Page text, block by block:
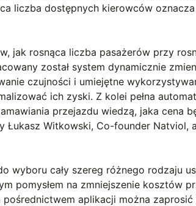
liczba dostępnych kierowców
jak rosnąca liczba pasażerów przy
został system dynamicznie
czujności i umiejętne
ich zyski. Z kolei pełna
przejazdu wiedzą, jaka cena
Łukasz Witkowski, Co-founder Natviol,
wyboru cały szereg różnego rodzaju
pomysłem na zmniejszenie kosztów
aplikacji można zaprosić